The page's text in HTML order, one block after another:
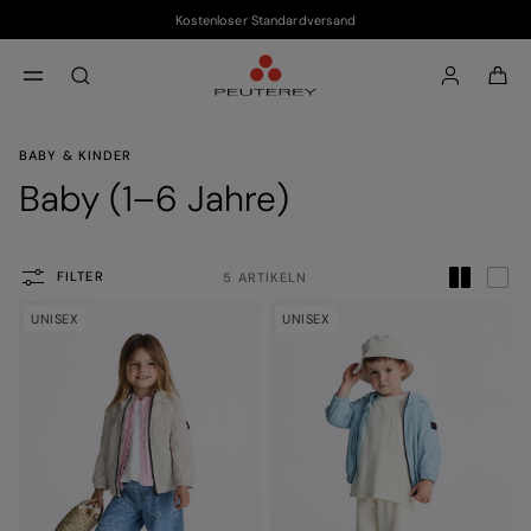
Kostenloser Standardversand
BABY & KINDER
Baby (1–6 Jahre)
FILTER 5 ARTIKELN
UNISEX UNISEX